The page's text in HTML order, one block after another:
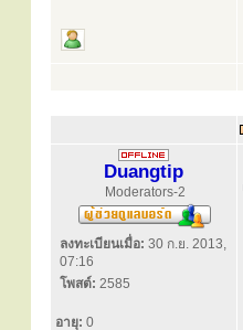
Duangtip
Moderators-2
ลงทะเบียนเมื่อ: 30 ก.ย. 2013,
07:16
โพสต์: 2585
อายุ: 0